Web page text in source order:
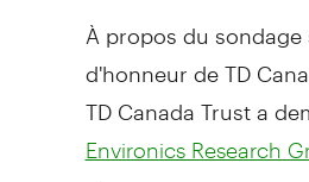
À propos du
d'honneur de TD
TD Canada Trust a
Environics Research